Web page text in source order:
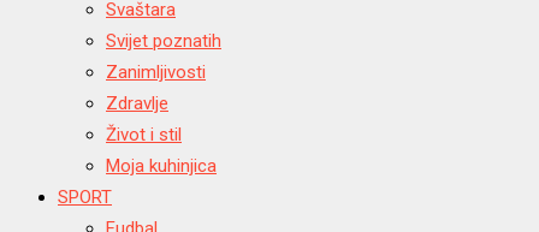
Svaštara
Svijet poznatih
Zanimljivosti
Zdravlje
Život i stil
Moja kuhinjica
SPORT